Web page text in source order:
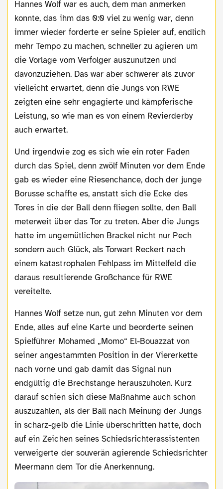
Hannes Wolf war es auch, dem man anmerken
konnte, das ihm das 0:0 viel zu wenig war, denn
immer wieder forderte er seine Spieler auf, endlich
mehr Tempo zu machen, schneller zu agieren um
die Vorlage vom Verfolger auszunutzen und
davonzuziehen. Das war aber schwerer als zuvor
vielleicht erwartet, denn die Jungs von RWE
zeigten eine sehr engagierte und kämpferische
Leistung, so wie man es von einem Revierderby
auch erwartet.
Und irgendwie zog es sich wie ein roter Faden
durch das Spiel, denn zwölf Minuten vor dem Ende
gab es wieder eine Riesenchance, doch der junge
Borusse schaffte es, anstatt sich die Ecke des
Tores in die der Ball denn fliegen sollte, den Ball
meterweit über das Tor zu treten. Aber die Jungs
hatte im ungemütlichen Brackel nicht nur Pech
sondern auch Glück, als Torwart Reckert nach
einem katastrophalen Fehlpass im Mittelfeld die
daraus resultierende Großchance für RWE
vereitelte.
Hannes Wolf setze nun, gut zehn Minuten vor dem
Ende, alles auf eine Karte und beorderte seinen
Spielführer Mohamed „Momo“ El-Bouazzat von
seiner angestammten Position in der Viererkette
nach vorne und gab damit das Signal nun
endgültig die Brechstange herauszuholen. Kurz
darauf schien sich diese Maßnahme auch schon
auszuzahlen, als der Ball nach Meinung der Jungs
in scharz-gelb die Linie überschritten hatte, doch
auf ein Zeichen seines Schiedsrichterassistenten
verweigerte der souverän agierende Schiedsrichter
Meermann dem Tor die Anerkennung.